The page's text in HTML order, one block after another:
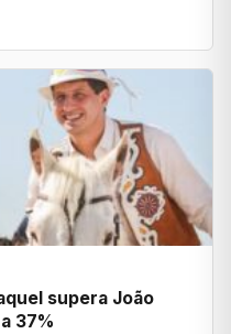
supera João
37%